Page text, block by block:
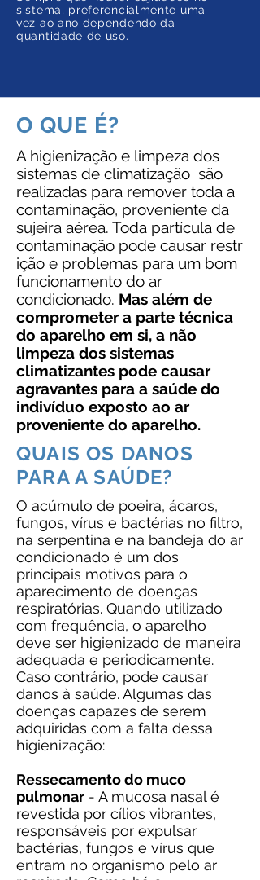
sistema, preferencialmente uma
vez ao ano dependendo da
quantidade de uso.
O QUE É?
A higienização e limpeza dos
sistemas de climatização são
realizadas para remover toda a
contaminação, proveniente da
sujeira aérea. Toda partícula de
contaminação pode causar restr
ição e problemas para um bom
funcionamento do ar
condicionado. Mas além de
comprometer a parte técnica
do aparelho em si, a não
limpeza dos sistemas
climatizantes pode causar
agravantes para a saúde do
indivíduo exposto ao ar
proveniente do aparelho.
QUAIS OS DANOS
PARA A SAÚDE?
O acúmulo de poeira, ácaros,
fungos, vírus e bactérias no filtro,
na serpentina e na bandeja do ar
condicionado é um dos
principais motivos para o
aparecimento de doenças
respiratórias. Quando utilizado
com frequência, o aparelho
deve ser higienizado de maneira
adequada e periodicamente.
Caso contrário, pode causar
danos à saúde. Algumas das
doenças capazes de serem
adquiridas com a falta dessa
higienização:
Ressecamento do muco
pulmonar - A mucosa nasal é
revestida por cílios vibrantes,
responsáveis por expulsar
bactérias, fungos e vírus que
entram no organismo pelo ar